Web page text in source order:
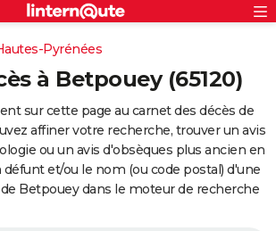
ville
S'inscrire
Connexion
Pyrénées
à Betpouey (65120)
sur cette page au carnet des décès de
affiner votre recherche, trouver un avis
ou un avis d'obsèques plus ancien en
et/ou le nom (ou code postal) d'une
Betpouey dans le moteur de recherche